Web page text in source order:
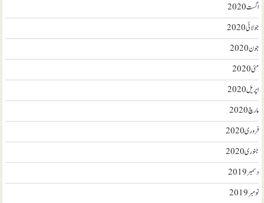
اگست 2020
جولائی 2020
جون 2020
مئی 2020
اپریل 2020
مارچ 2020
فروری 2020
جنوری 2020
دسمبر 2019
نومبر 2019